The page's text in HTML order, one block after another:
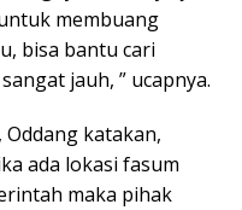
membuang
bisa bantu cari
jauh, ” ucapnya.
katakan,
ada lokasi fasum
maka pihak